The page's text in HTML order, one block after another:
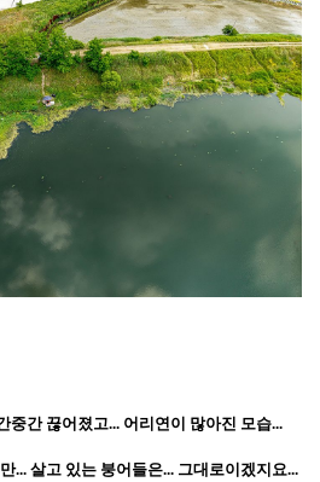
중간 끊어졌고... 어리연이 많아진 모습...
... 살고 있는 붕어들은... 그대로이겠지요...